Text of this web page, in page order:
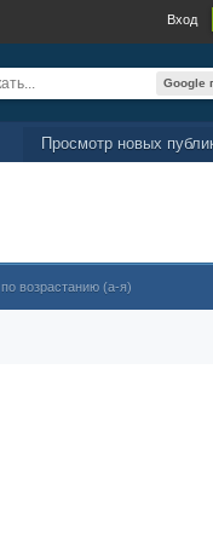
Вход
Google
Просмотр новых
по возрастанию (а-я)